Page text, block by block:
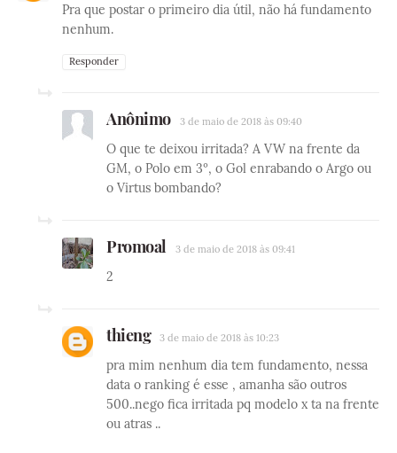
Pra que postar o primeiro dia útil, não há fundamento
nenhum.
Responder
Anônimo 3 de maio de 2018 às 09:40
O que te deixou irritada? A VW na frente da
GM, o Polo em 3º, o Gol enrabando o Argo ou
o Virtus bombando?
Promoal 3 de maio de 2018 às 09:41
2
thieng 3 de maio de 2018 às 10:23
pra mim nenhum dia tem fundamento, nessa
data o ranking é esse , amanha são outros
500..nego fica irritada pq modelo x ta na frente
ou atras ..